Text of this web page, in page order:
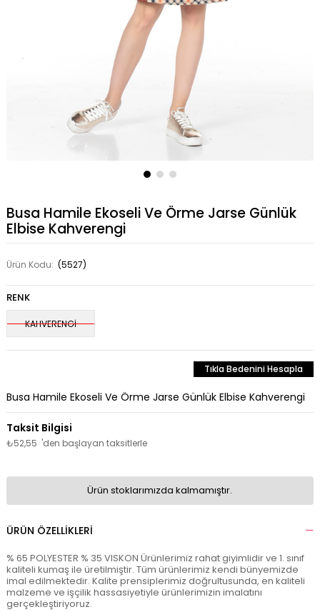
Busa Hamile Ekoseli Ve Örme Jarse Günlük
Elbise Kahverengi
Ürün Kodu: (5527)
RENK
KAHVERENGİ
Tıkla Bedenini Hesapla
Busa Hamile Ekoseli Ve Örme Jarse Günlük Elbise Kahverengi
₺52,55 'den başlayan taksitlerle
Ürün stoklarımızda kalmamıştır.
ÜRÜN ÖZELLIKLERI
% 65 POLYESTER % 35 VISKON Ürünlerimiz rahat giyimlidir ve 1. sınıf
kaliteli kumaş ile üretilmiştir. Tüm ürünlerimiz kendi bünyemizde
imal edilmektedir. Kalite prensiplerimiz doğrultusunda, en kaliteli
malzeme ve işçilik hassasiyetiyle ürünlerimizin imalatını
gerçekleştiriyoruz.